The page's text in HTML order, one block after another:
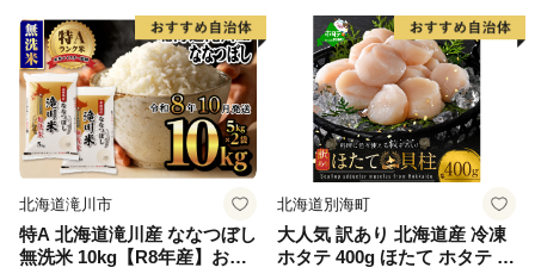
北海道滝川市
特A 北海道滝川産 ななつぼし
無洗米 10kg【R8年産】お米
北海道別海町
大人気 訳あり 北海道産 冷凍
ホタテ 400g ほたて ホタテ 帆